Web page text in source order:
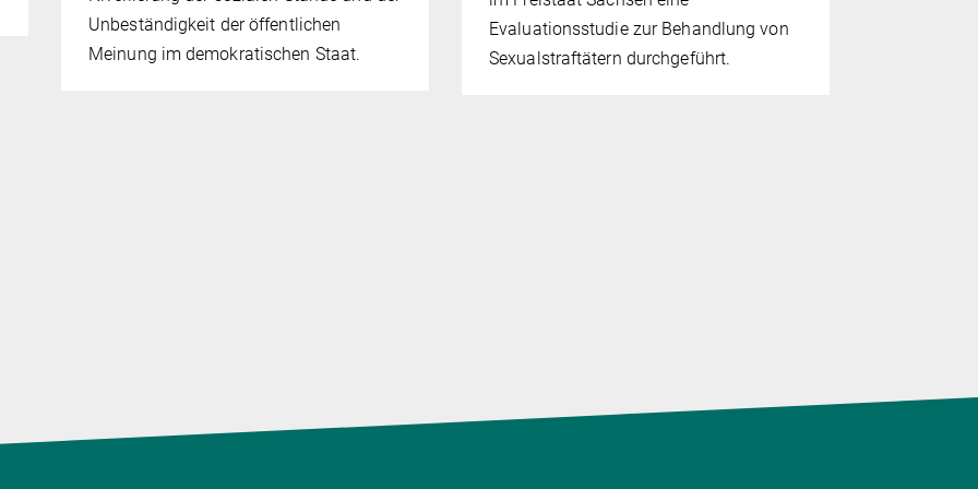
Unbeständigkeit der öffentlichen
Meinung im demokratischen Staat.
Evaluationsstudie zur Behandlung von
Sexualstraftätern durchgeführt.